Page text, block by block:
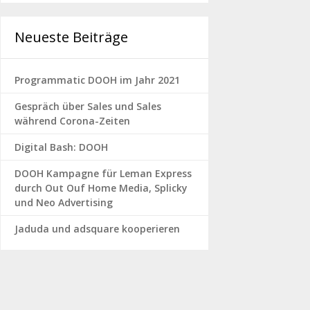
Neueste Beiträge
Programmatic DOOH im Jahr 2021
Gespräch über Sales und Sales
während Corona-Zeiten
Digital Bash: DOOH
DOOH Kampagne für Leman Express
durch Out Ouf Home Media, Splicky
und Neo Advertising
Jaduda und adsquare kooperieren